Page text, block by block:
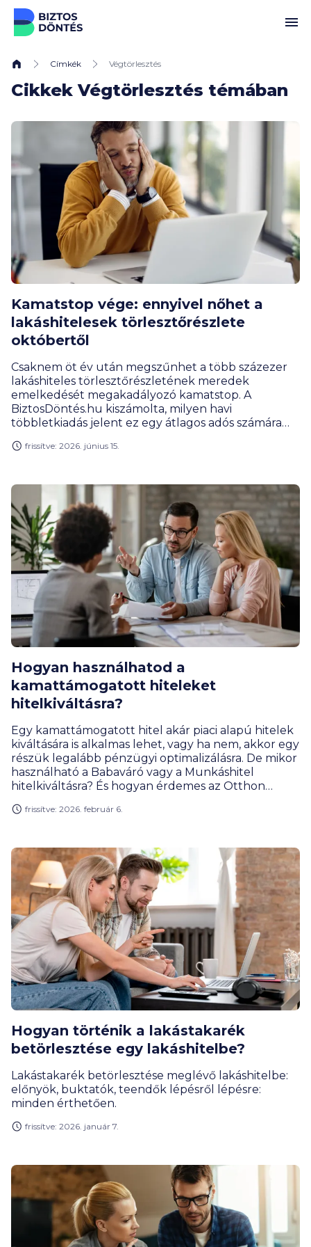
Ugrás a tartalomhoz
Címkék Végtörlesztés
Cikkek Végtörlesztés témában
Kamatstop vége: ennyivel nőhet a
lakáshitelesek törlesztőrészlete
októbertől
Csaknem öt év után megszűnhet a több százezer
lakáshiteles törlesztőrészletének meredek
emelkedését megakadályozó kamatstop. A
BiztosDöntés.hu kiszámolta, milyen havi
többletkiadás jelent ez egy átlagos adós számára
számára jó hír, hogy a legdurvább időknél már jóval
sem lesz már akkor ez a tehernövekedés, mintha
három-négy éve szüntették volna meg a
kamatstopot. Megnéztük, mit mutatnak a pontos
számok, és a hitelszerződések típusa szerint mire
kell készülniük az adósoknak az ősz folyamán.
frissítve: 2026. június 15.
Hogyan használhatod a
kamattámogatott hiteleket
hitelkiváltásra?
Egy kamattámogatott hitel akár piaci alapú hitelek
kiváltására is alkalmas lehet, vagy ha nem, akkor egy
részük legalább pénzügyi optimalizálásra. De mikor
használható a Babaváró vagy a Munkáshitel
hitelkiváltásra? És hogyan érdemes az Otthon
kihasználni hiteloptimalizálás céljából?
frissítve: 2026. február 6.
Hogyan történik a lakástakarék
betörlesztése egy lakáshitelbe?
Lakástakarék betörlesztése meglévő lakáshitelbe:
előnyök, buktatók, teendők lépésről lépésre:
minden érthetően.
frissítve: 2026. január 7.